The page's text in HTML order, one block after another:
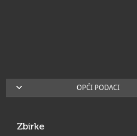
OPĆI PODACI
Zbirke